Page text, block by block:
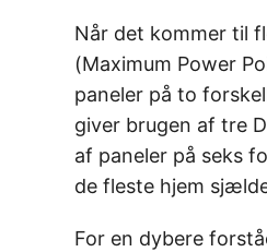
Når det kommer til
(Maximum Power
paneler på to
giver brugen af tre
af paneler på seks
de fleste hjem
For en dybere